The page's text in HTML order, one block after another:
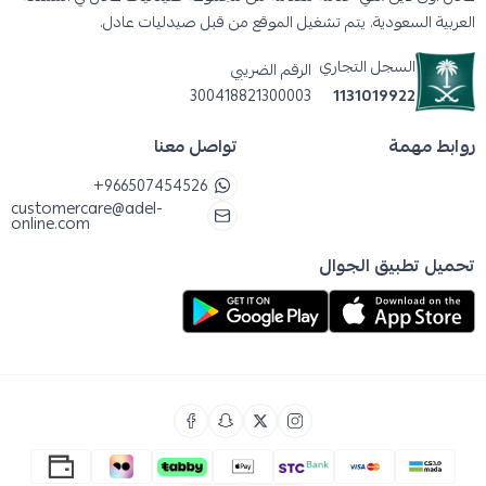
الطفل جاف تمامًا بعد الاستحمام أو تغيير الحفاض؛
فـ بودرة اطفال نونو​ تعمل بشكل أفضل على الجلد
الجاف ولا يجب تطبيقها على الجلد المبلل.
ضعي مقدارًا قليلًا من بودرة اطفال نونو​ على راحة
يدك أولًا، بعيدًا عن وجه الطفل.
مرري يدك بلطف على مناطق الثنيات ومنطقة
الحفاض، مع تجنب أي حركة قوية قد تثير الغبار في
الهواء.
تحذير هام احرصي دائمًا على إبعاد البودرة عن وجه
الصغير وفمه وأنفه؛ لتجنب استنشاق الجزيئات
بودرة اطفال نونو
العربية السعودية. يتم تشغيل الموقع من قبل صيدليات عادل.
السجل التجاري
1131019922
الرقم الضريبي
300418821300003
روابط مهمة تواصل معنا
+966507454526
customercare@adel-
online.com
تحميل تطبيق الجوال